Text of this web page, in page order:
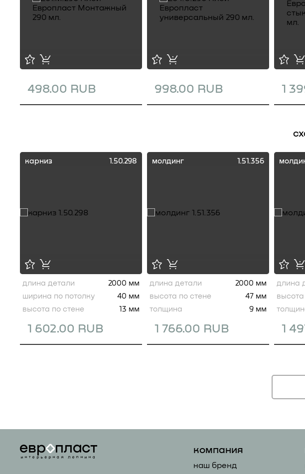
498.00 RUB 998.00 RUB 1
карниз 1.50.298
1 602.00 RUB
длина детали
2000 мм
ширина по потолку
40 мм
высота по стене
13 мм
молдинг 1.51.356
1 766.00 RUB
длина детали
2000 мм
высота по стене
47 мм
толщина
9 мм
1
длина
высота
компания
наш бренд